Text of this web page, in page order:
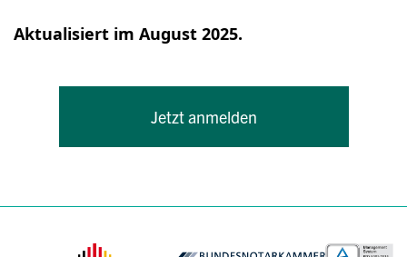
Aktualisiert im August 2025.
Jetzt anmelden